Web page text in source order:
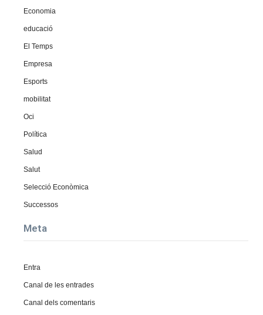
Economia
educació
El Temps
Empresa
Esports
mobilitat
Oci
Política
Salud
Salut
Selecció Econòmica
Successos
Meta
Entra
Canal de les entrades
Canal dels comentaris